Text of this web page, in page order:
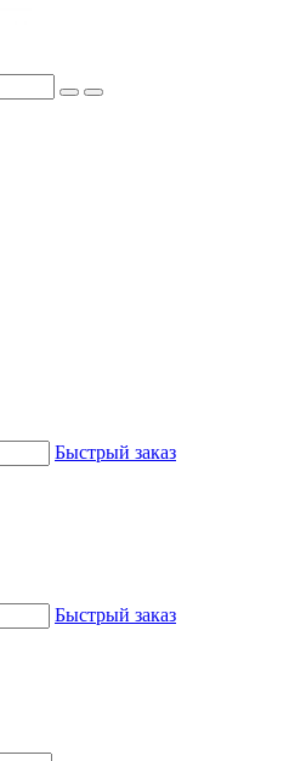
Быстрый заказ
Быстрый заказ